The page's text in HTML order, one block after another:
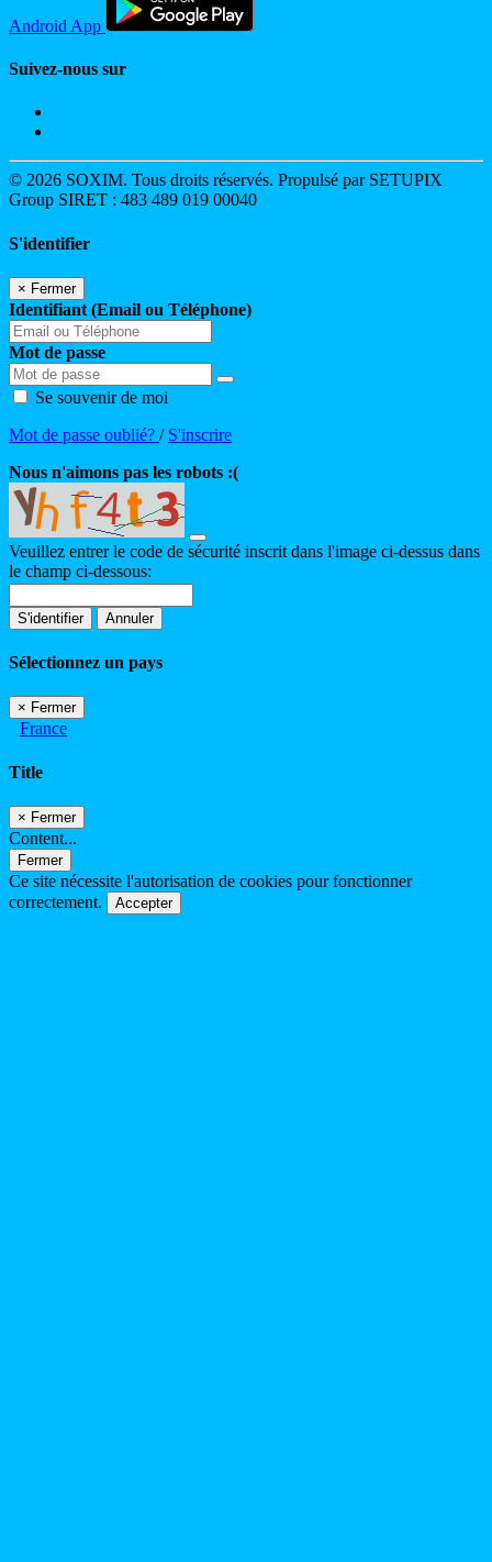
Android App
Suivez-nous sur
© 2026 SOXIM. Tous droits réservés. Propulsé par SETUPIX
Group SIRET : 483 489 019 00040
S'identifier
× Fermer
Identifiant (Email ou Téléphone)
Mot de passe
Se souvenir de moi
Mot de passe oublié? / S'inscrire
Nous n'aimons pas les robots :(
Veuillez entrer le code de sécurité inscrit dans l'image ci-dessus dans
le champ ci-dessous:
S'identifier Annuler
Sélectionnez un pays
× Fermer
France
Title
× Fermer
Content...
Fermer
Ce site nécessite l'autorisation de cookies pour fonctionner
correctement.
Accepter